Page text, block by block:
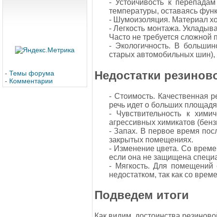
- Темы форума
- Комментарии
- Устойчивость к
температуры, оставаясь
- Шумоизоляция. Материал
- Легкость монтажа.
Часто не требуется сложной
- Экологичность. В
старых автомобильных
Недостатки
- Стоимость. Качественная
речь идет о больших
- Чувствительность к
агрессивных химикатов
- Запах. В первое время
закрытых помещениях.
- Изменение цвета. Со
если она не защищена
- Мягкость. Для помещений
недостатком, так как со
Подведем итоги